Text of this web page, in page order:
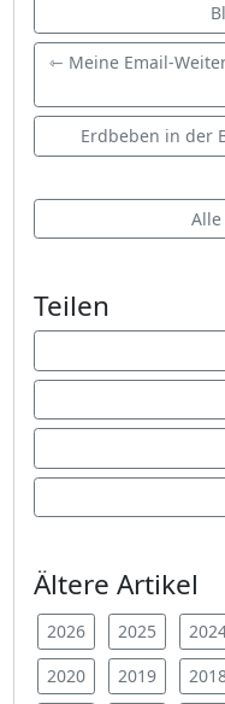
⇽ Meine Email-
Erdbeben in der
Alle
Teilen
Ältere Artikel
2026 2025
2020
2019